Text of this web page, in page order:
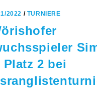
2022 / TURNIERE
2 bei